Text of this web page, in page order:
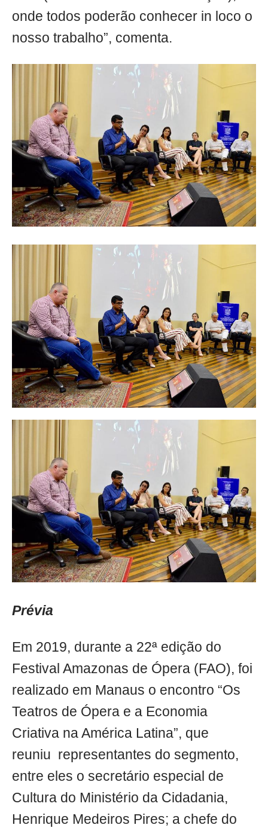
onde todos poderão conhecer in loco o
nosso trabalho”, comenta.
Prévia
Em 2019, durante a 22ª edição do
Festival Amazonas de Ópera (FAO), foi
realizado em Manaus o encontro “Os
Teatros de Ópera e a Economia
Criativa na América Latina”, que
reuniu representantes do segmento,
entre eles o secretário especial de
Cultura do Ministério da Cidadania,
Henrique Medeiros Pires; a chefe do